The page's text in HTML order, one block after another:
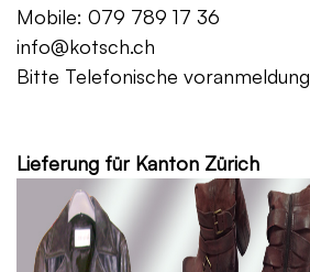
Mobile: 079 789 17 36
info@kotsch.ch
Bitte Telefonische voranmeldung
Lieferung für Kanton Zürich